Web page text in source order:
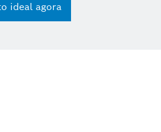
ideal agora